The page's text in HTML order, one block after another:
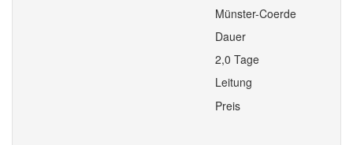
Münster-Coerde
Dauer
2,0 Tage
Leitung
Preis